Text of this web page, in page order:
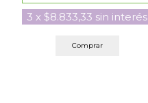
3 x $8.833,33 sin interés
Comprar